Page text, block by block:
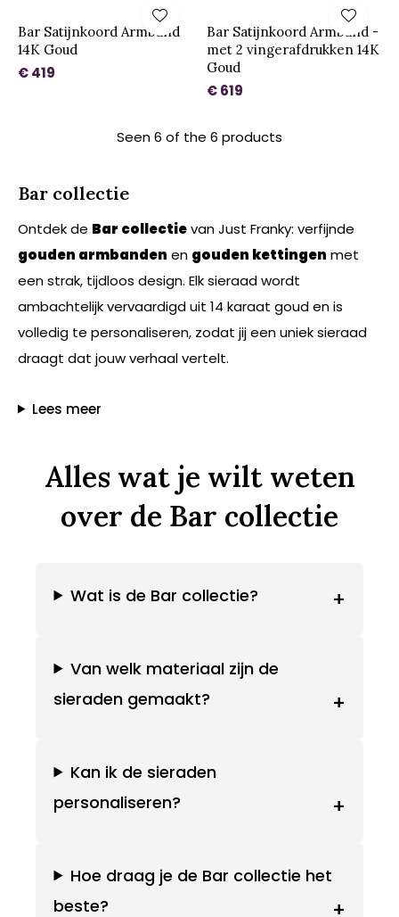
Bar Satijnkoord Armband
14K Goud
€ 419
Bar Satijnkoord Armband -
met 2 vingerafdrukken 14K
Goud
€ 619
Seen 6 of the 6 products
Bar collectie
Ontdek de Bar collectievan Just Franky: verfijnde
gouden armbanden en gouden kettingen met
een strak, tijdloos design. Elk sieraad wordt
ambachtelijk vervaardigd uit 14 karaat goud en is
volledig te personaliseren, zodat jij een uniek sieraad
draagt dat jouw verhaal vertelt.
Lees meer
Alles wat je wilt weten
over de Bar collectie
Wat is de Bar collectie? +
Van welk materiaal zijn de
sieraden gemaakt?
+
Kan ik de sieraden
personaliseren?
+
Hoe draag je de Bar collectie het
beste?
+